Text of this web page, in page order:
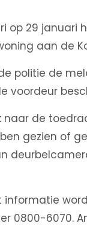
op 29 januari
aan de
politie de
voordeur
naar de
gezien of
informatie
0800-6070.